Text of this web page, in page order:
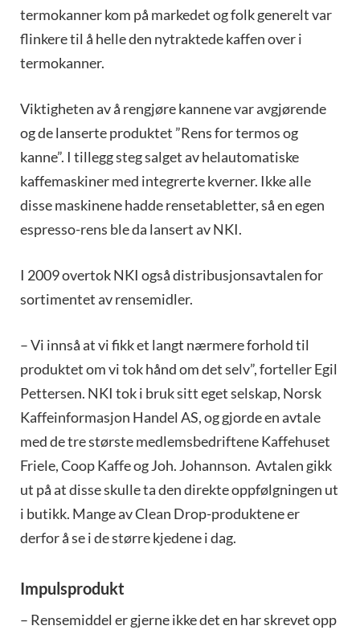
termokanner kom på markedet og folk generelt var
flinkere til å helle den nytraktede kaffen over i
termokanner.
Viktigheten av å rengjøre kannene var avgjørende
og de lanserte produktet ”Rens for termos og
kanne”. I tillegg steg salget av helautomatiske
kaffemaskiner med integrerte kverner. Ikke alle
disse maskinene hadde rensetabletter, så en egen
espresso-rens ble da lansert av NKI.
I 2009 overtok NKI også distribusjonsavtalen for
sortimentet av rensemidler.
– Vi innså at vi fikk et langt nærmere forhold til
produktet om vi tok hånd om det selv”, forteller Egil
Pettersen. NKI tok i bruk sitt eget selskap, Norsk
Kaffeinformasjon Handel AS, og gjorde en avtale
med de tre største medlemsbedriftene Kaffehuset
Friele, Coop Kaffe og Joh. Johannson. Avtalen gikk
ut på at disse skulle ta den direkte oppfølgningen ut
i butikk. Mange av Clean Drop-produktene er
derfor å se i de større kjedene i dag.
Impulsprodukt
– Rensemiddel er gjerne ikke det en har skrevet opp